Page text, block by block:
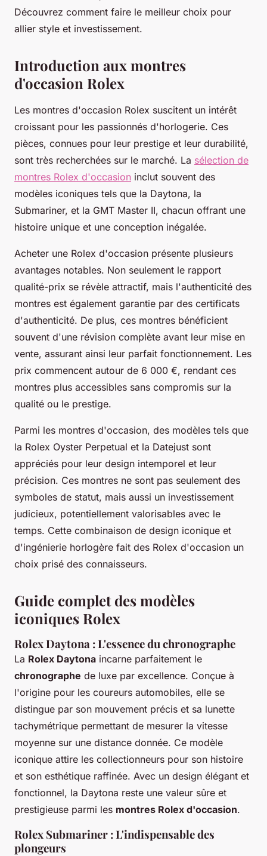
Découvrez comment faire le meilleur choix pour
allier style et investissement.
Introduction aux montres
d'occasion Rolex
Les montres d'occasion Rolex suscitent un intérêt
croissant pour les passionnés d'horlogerie. Ces
pièces, connues pour leur prestige et leur durabilité,
sont très recherchées sur le marché. La sélection de
montres Rolex d'occasion inclut souvent des
modèles iconiques tels que la Daytona, la
Submariner, et la GMT Master II, chacun offrant une
histoire unique et une conception inégalée.
Acheter une Rolex d'occasion présente plusieurs
avantages notables. Non seulement le rapport
qualité-prix se révèle attractif, mais l'authenticité des
montres est également garantie par des certificats
d'authenticité. De plus, ces montres bénéficient
souvent d'une révision complète avant leur mise en
vente, assurant ainsi leur parfait fonctionnement. Les
prix commencent autour de 6 000 €, rendant ces
montres plus accessibles sans compromis sur la
qualité ou le prestige.
Parmi les montres d'occasion, des modèles tels que
la Rolex Oyster Perpetual et la Datejust sont
appréciés pour leur design intemporel et leur
précision. Ces montres ne sont pas seulement des
symboles de statut, mais aussi un investissement
judicieux, potentiellement valorisables avec le
temps. Cette combinaison de design iconique et
d'ingénierie horlogère fait des Rolex d'occasion un
choix prisé des connaisseurs.
Guide complet des modèles
iconiques Rolex
Rolex Daytona : L'essence du chronographe
La Rolex Daytona incarne parfaitement le
chronographe de luxe par excellence. Conçue à
l'origine pour les coureurs automobiles, elle se
distingue par son mouvement précis et sa lunette
tachymétrique permettant de mesurer la vitesse
moyenne sur une distance donnée. Ce modèle
iconique attire les collectionneurs pour son histoire
et son esthétique raffinée. Avec un design élégant et
fonctionnel, la Daytona reste une valeur sûre et
prestigieuse parmi les montres Rolex d'occasion.
Rolex Submariner : L'indispensable des
plongeurs